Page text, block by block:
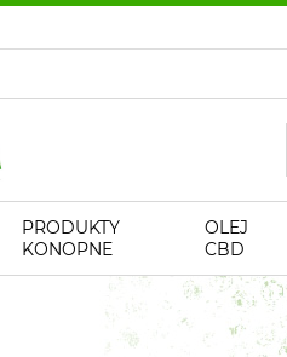
PRODUKTY
KONOPNE
OLEJ
CBD